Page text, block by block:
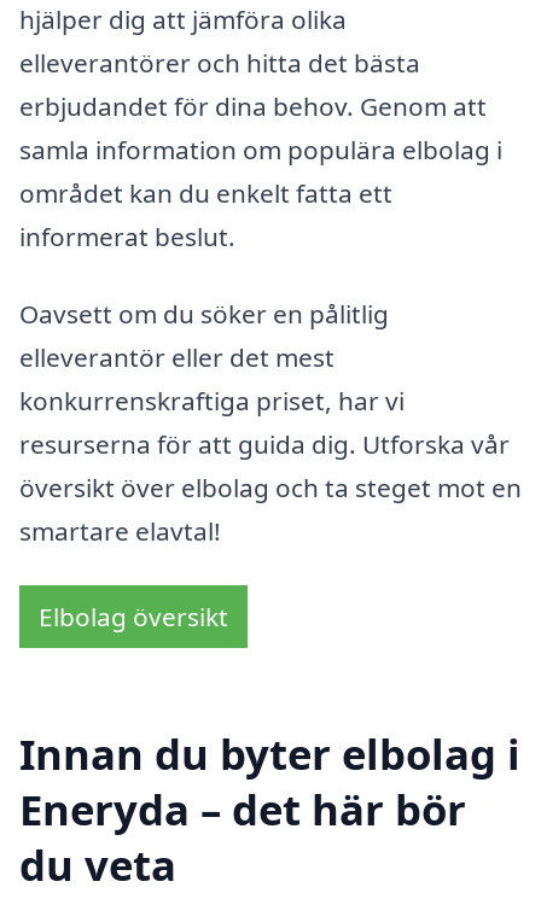
hjälper dig att jämföra olika
elleverantörer och hitta det bästa
erbjudandet för dina behov. Genom att
samla information om populära elbolag i
området kan du enkelt fatta ett
informerat beslut.
Oavsett om du söker en pålitlig
elleverantör eller det mest
konkurrenskraftiga priset, har vi
resurserna för att guida dig. Utforska vår
översikt över elbolag och ta steget mot en
smartare elavtal!
Elbolag översikt
Innan du byter elbolag i
Eneryda – det här bör
du veta